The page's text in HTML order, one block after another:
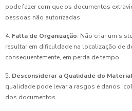
pode fazer com que os documentos
pessoas não autorizadas.
4. Falta de Organização: Não criar um
resultar em dificuldade na localização de
consequentemente, em perda de tempo.
5. Desconsiderar a Qualidade do Material
qualidade pode levar a rasgos e danos,
dos documentos.